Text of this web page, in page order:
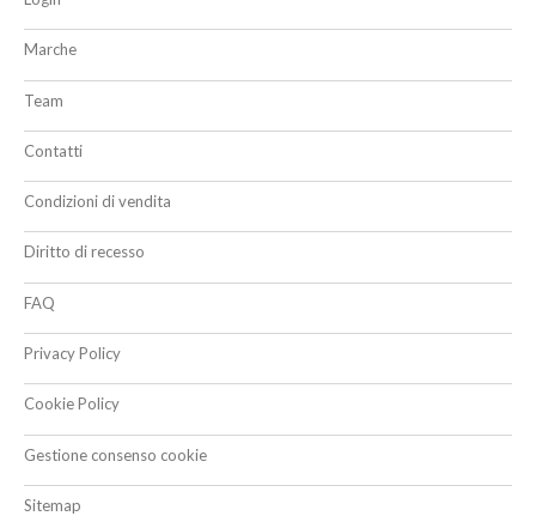
Marche
Team
Contatti
Condizioni di vendita
Diritto di recesso
FAQ
Privacy Policy
Cookie Policy
Gestione consenso cookie
Sitemap